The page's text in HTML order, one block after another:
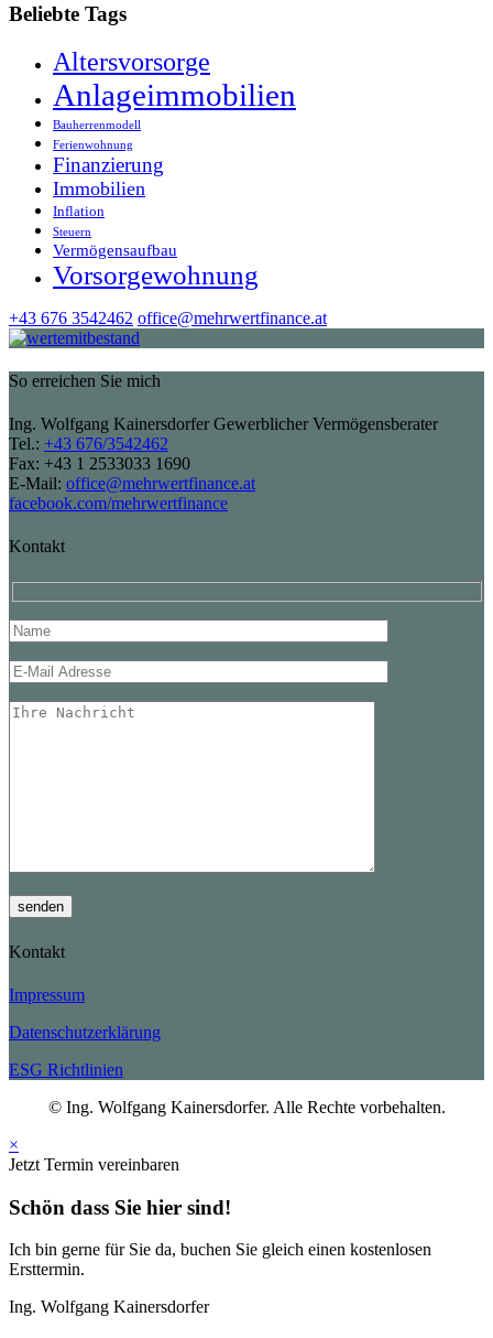
Beliebte Tags
Altersvorsorge
Anlageimmobilien
Bauherrenmodell
Ferienwohnung
Finanzierung
Immobilien
Inflation
Steuern
Vermögensaufbau
Vorsorgewohnung
+43 676 3542462 office@mehrwertfinance.at
So erreichen Sie mich
Ing. Wolfgang Kainersdorfer Gewerblicher Vermögensberater
Tel.: +43 676/3542462
Fax: +43 1 2533033 1690
E-Mail: office@mehrwertfinance.at
facebook.com/mehrwertfinance
Kontakt
Please leave this field empty.
senden
Kontakt
Impressum
Datenschutzerklärung
ESG Richtlinien
© Ing. Wolfgang Kainersdorfer. Alle Rechte vorbehalten.
×
Jetzt Termin vereinbaren
Schön dass Sie hier sind!
Ich bin gerne für Sie da, buchen Sie gleich einen kostenlosen
Ersttermin.
Ing. Wolfgang Kainersdorfer